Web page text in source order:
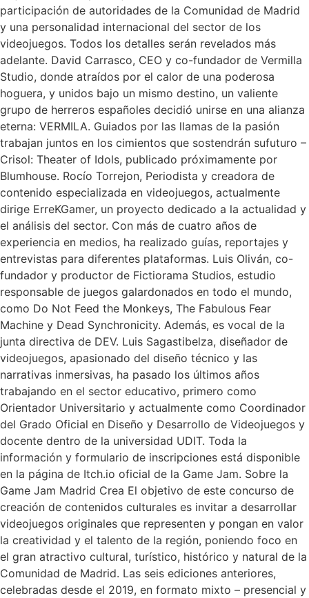
participación de autoridades de la Comunidad de Madrid
y una personalidad internacional del sector de los
videojuegos. Todos los detalles serán revelados más
adelante. David Carrasco, CEO y co-fundador de Vermilla
Studio, donde atraídos por el calor de una poderosa
hoguera, y unidos bajo un mismo destino, un valiente
grupo de herreros españoles decidió unirse en una alianza
eterna: VERMILA. Guiados por las llamas de la pasión
trabajan juntos en los cimientos que sostendrán sufuturo –
Crisol: Theater of Idols, publicado próximamente por
Blumhouse. Rocío Torrejon, Periodista y creadora de
contenido especializada en videojuegos, actualmente
dirige ErreKGamer, un proyecto dedicado a la actualidad y
el análisis del sector. Con más de cuatro años de
experiencia en medios, ha realizado guías, reportajes y
entrevistas para diferentes plataformas. Luis Oliván, co-
fundador y productor de Fictiorama Studios, estudio
responsable de juegos galardonados en todo el mundo,
como Do Not Feed the Monkeys, The Fabulous Fear
Machine y Dead Synchronicity. Además, es vocal de la
junta directiva de DEV. Luis Sagastibelza, diseñador de
videojuegos, apasionado del diseño técnico y las
narrativas inmersivas, ha pasado los últimos años
trabajando en el sector educativo, primero como
Orientador Universitario y actualmente como Coordinador
del Grado Oficial en Diseño y Desarrollo de Videojuegos y
docente dentro de la universidad UDIT. Toda la
información y formulario de inscripciones está disponible
en la página de Itch.io oficial de la Game Jam. Sobre la
Game Jam Madrid Crea El objetivo de este concurso de
creación de contenidos culturales es invitar a desarrollar
videojuegos originales que representen y pongan en valor
la creatividad y el talento de la región, poniendo foco en
el gran atractivo cultural, turístico, histórico y natural de la
Comunidad de Madrid. Las seis ediciones anteriores,
celebradas desde el 2019, en formato mixto – presencial y